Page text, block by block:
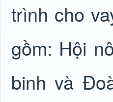
trình cho
gồm: Hội
binh và